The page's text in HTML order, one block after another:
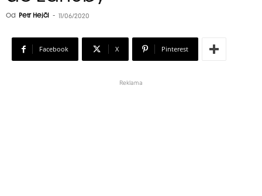
Od Petr Hejčl - 11/06/2020
Facebook X Pinterest
Reklama